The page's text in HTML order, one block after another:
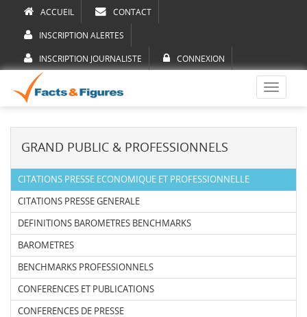
ACCUEIL CONTACT
INSCRIPTION ALERTES
INSCRIPTION JOURNALISTE CONNEXION
Toggle
GRAND PUBLIC & PROFESSIONNELS
CITATIONS PRESSE ECONOMIQUE ET PROFESSIONNELLE
CITATIONS PRESSE GENERALE
DEFINITIONS BAROMETRES BENCHMARKS
BAROMETRES
BENCHMARKS PROFESSIONNELS
CONFERENCES ET PUBLICATIONS
CONFERENCES DE PRESSE